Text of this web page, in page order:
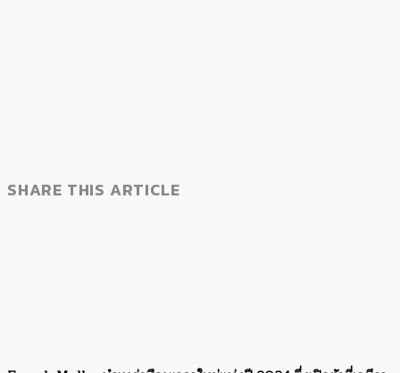
SHARE THIS ARTICLE